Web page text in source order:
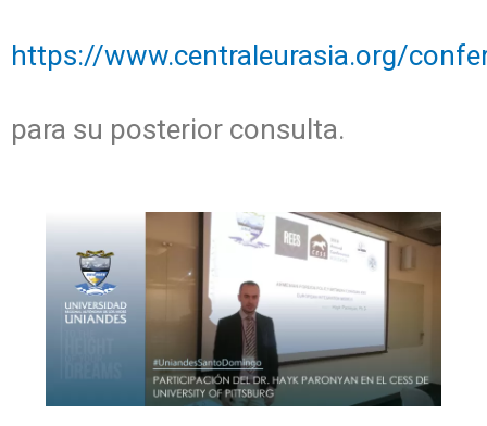
https://www.centraleurasia.org/
para su posterior consulta.